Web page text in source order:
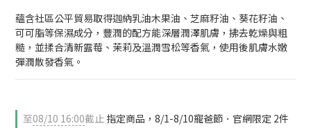
蘊含社區公平貿易取得迦納乳油木果油、芝麻籽油、葵花籽油、
可可脂等保濕成分，豐潤的配方能深層潤澤肌膚，拂去乾燥與粗
糙，並揉合清新露莓、茉莉及溫潤雪松等香氣，使用後肌膚水嫩
彈潤散發香氣。
至08/10 16:00截止 指定商品，8/1-8/10寵爸節．官網限定 2件